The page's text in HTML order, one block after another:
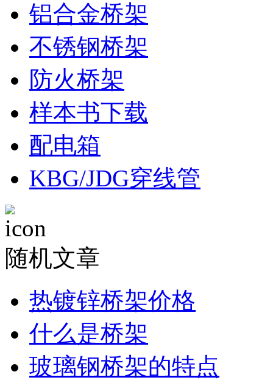
铝合金桥架
不锈钢桥架
防火桥架
样本书下载
配电箱
KBG/JDG穿线管
随机文章
热镀锌桥架价格
什么是桥架
玻璃钢桥架的特点